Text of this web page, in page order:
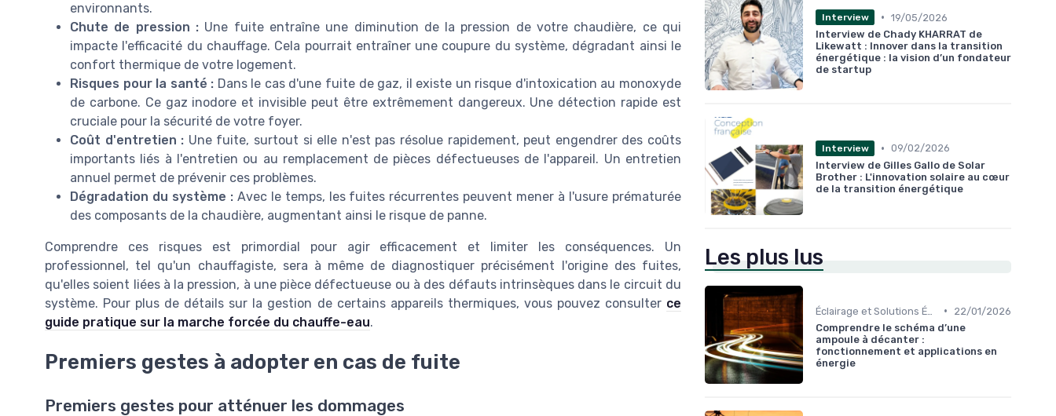
environnants.
Chute de pression :Une fuite entraîne une diminution de la pression de votre chaudière, ce qui
impacte l'efficacité du chauffage. Cela pourrait entraîner une coupure du système, dégradant ainsi le
confort thermique de votre logement.
Risques pour la santé : Dans le cas d'une fuite de gaz, il existe un risque d'intoxication au monoxyde
de carbone. Ce gaz inodore et invisible peut être extrêmement dangereux. Une détection rapide est
cruciale pour la sécurité de votre foyer.
Coût d'entretien : Une fuite, surtout si elle n'est pas résolue rapidement, peut engendrer des coûts
importants liés à l'entretien ou au remplacement de pièces défectueuses de l'appareil. Un entretien
annuel permet de prévenir ces problèmes.
Dégradation du système :Avec le temps, les fuites récurrentes peuvent mener à l'usure prématurée
des composants de la chaudière, augmentant ainsi le risque de panne.
Comprendre ces risques est primordial pour agir efficacement et limiter les conséquences. Un
professionnel, tel qu'un chauffagiste, sera à même de diagnostiquer précisément l'origine des fuites,
qu'elles soient liées à la pression, à une pièce défectueuse ou à des défauts intrinsèques dans le circuit du
système. Pour plus de détails sur la gestion de certains appareils thermiques, vous pouvez consulter ce
guide pratique sur la marche forcée du chauffe-eau.
Premiers gestes à adopter en cas de fuite
Premiers gestes pour atténuer les dommages
Interview • 19/05/2026
Interview de Chady KHARRAT de
Likewatt : Innover dans la transition
énergétique : la vision d’un fondateur
de startup
Interview • 09/02/2026
Interview de Gilles Gallo de Solar
Brother : L'innovation solaire au cœur
de la transition énergétique
Les plus lus
•
22/01/2026
Comprendre le schéma d’une
ampoule à décanter :
fonctionnement et applications en
énergie